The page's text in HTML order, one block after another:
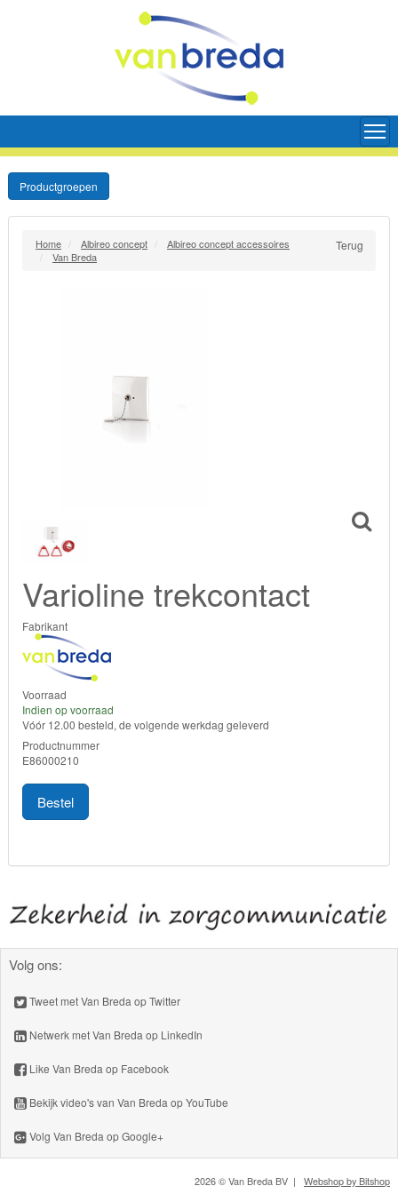
Productgroepen
Terug
Home Albireo concept
Albireo concept accessoires
Van Breda
Varioline trekcontact
Fabrikant
Voorraad
Indien op voorraad
Vóór 12.00 besteld, de volgende werkdag geleverd
Productnummer
E86000210
Bestel
Volg ons:
Tweet met Van Breda op Twitter
Netwerk met Van Breda op LinkedIn
Like Van Breda op Facebook
Bekijk video's van Van Breda op YouTube
Volg Van Breda op Google+
2026 © Van Breda BV | Webshop by Bitshop